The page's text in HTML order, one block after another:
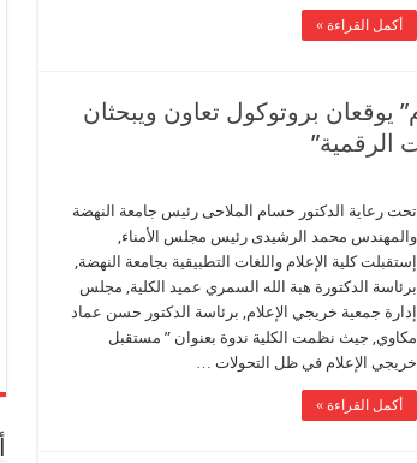
أكمل القراءة »
يوقعان بروتوكول تعاون ويبحثان
الرقمية”
تحت رعاية الدكتور حسام الملاحى رئيس جامعة النهضة
والمهندس محمد الرشيدى رئيس مجلس الأمناء,
إستقبلت كلية الإعلام واللغات التطبيقية بجامعة النهضة,
برئاسة الدكتورة هبة الله السمري عميد الكلية, مجلس
إدارة جمعية خريجي الإعلام, برئاسة الدكتور حسن عماد
مكاوي, جيث نظمت الكلية ندوة بعنوان ” مستقبل
خريجي الإعلام في ظل التحولات …
أكمل القراءة »